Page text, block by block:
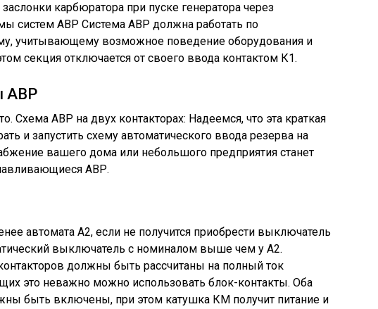
карбюратора при пуске генератора через
систем АВР Система АВР должна работать по
учитывающему возможное поведение оборудования и
секция отключается от своего ввода контактом К1.
АВР
Схема АВР на двух контакторах: Надеемся, что эта краткая
и запустить схему автоматического ввода резерва на
вашего дома или небольшого предприятия станет
АВР.
автомата А2, если не получится приобрести выключатель
выключатель с номиналом выше чем у А2.
должны быть рассчитаны на полный ток
это неважно можно использовать блок-контакты. Оба
быть включены, при этом катушка КМ получит питание и